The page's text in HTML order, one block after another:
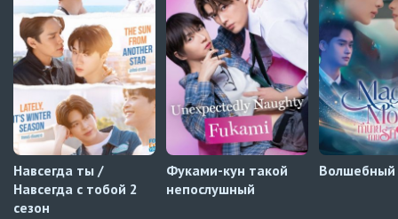
Зантис, скучаю по тебе 7 серия
Автосабы русские / украинские
Навсегда ты /
Навсегда с тобой 2
сезон
Фуками-кун такой
непослушный
Волшебный